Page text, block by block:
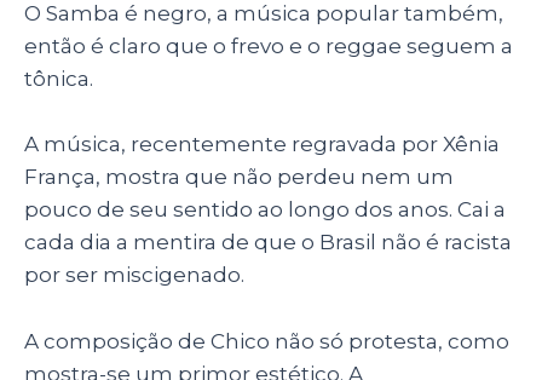
O Samba é negro, a música popular também,
então é claro que o frevo e o reggae seguem a
tônica.
A música, recentemente regravada por Xênia
França, mostra que não perdeu nem um
pouco de seu sentido ao longo dos anos. Cai a
cada dia a mentira de que o Brasil não é racista
por ser miscigenado.
A composição de Chico não só protesta, como
mostra-se um primor estético. A